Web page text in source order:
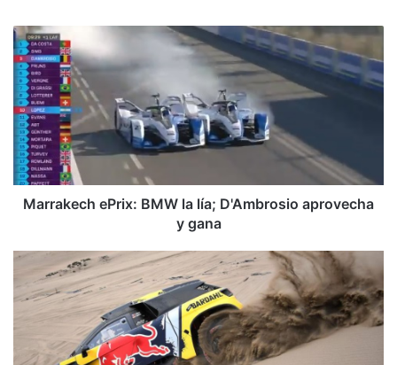
we bo
ok
ub
ra
m
M
a
a
k
e
c
h
x
:
M
Marrakech ePrix: BMW la lía; D'Ambrosio aprovecha
y gana
D
a
k
r